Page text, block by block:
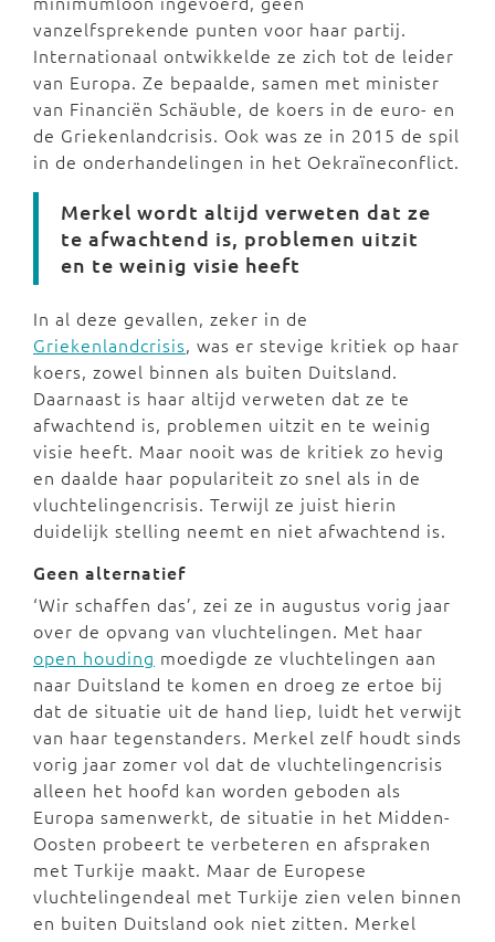
vanzelfsprekende punten voor haar partij.
Internationaal ontwikkelde ze zich tot de leider
van Europa. Ze bepaalde, samen met minister
van Financiën Schäuble, de koers in de euro- en
de Griekenlandcrisis. Ook was ze in 2015 de spil
in de onderhandelingen in het Oekraïneconflict.
Merkel wordt altijd verweten dat ze
te afwachtend is, problemen uitzit
en te weinig visie heeft
In al deze gevallen, zeker in de
Griekenlandcrisis, was er stevige kritiek op haar
koers, zowel binnen als buiten Duitsland.
Daarnaast is haar altijd verweten dat ze te
afwachtend is, problemen uitzit en te weinig
visie heeft. Maar nooit was de kritiek zo hevig
en daalde haar populariteit zo snel als in de
vluchtelingencrisis. Terwijl ze juist hierin
duidelijk stelling neemt en niet afwachtend is.
Geen alternatief
‘Wir schaffen das’, zei ze in augustus vorig jaar
over de opvang van vluchtelingen. Met haar
open houding moedigde ze vluchtelingen aan
naar Duitsland te komen en droeg ze ertoe bij
dat de situatie uit de hand liep, luidt het verwijt
van haar tegenstanders. Merkel zelf houdt sinds
vorig jaar zomer vol dat de vluchtelingencrisis
alleen het hoofd kan worden geboden als
Europa samenwerkt, de situatie in het Midden-
Oosten probeert te verbeteren en afspraken
met Turkije maakt. Maar de Europese
vluchtelingendeal met Turkije zien velen binnen
en buiten Duitsland ook niet zitten. Merkel